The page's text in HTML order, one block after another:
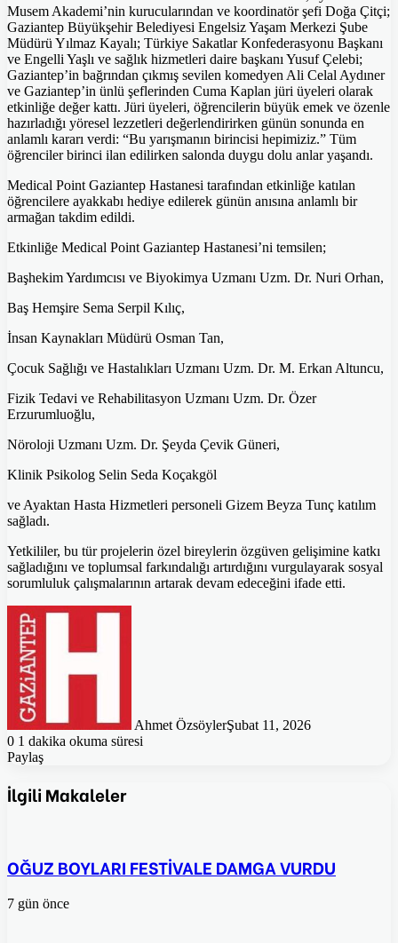
Musem Akademi’nin kurucularından ve koordinatör şefi Doğa Çitçi;
Gaziantep Büyükşehir Belediyesi Engelsiz Yaşam Merkezi Şube
Müdürü Yılmaz Kayalı; Türkiye Sakatlar Konfederasyonu Başkanı
ve Engelli Yaşlı ve sağlık hizmetleri daire başkanı Yusuf Çelebi;
Gaziantep’in bağrından çıkmış sevilen komedyen Ali Celal Aydıner
ve Gaziantep’in ünlü şeflerinden Cuma Kaplan jüri üyeleri olarak
etkinliğe değer kattı. Jüri üyeleri, öğrencilerin büyük emek ve özenle
hazırladığı yöresel lezzetleri değerlendirirken günün sonunda en
anlamlı kararı verdi: “Bu yarışmanın birincisi hepimiziz.” Tüm
öğrenciler birinci ilan edilirken salonda duygu dolu anlar yaşandı.
Medical Point Gaziantep Hastanesi tarafından etkinliğe katılan
öğrencilere ayakkabı hediye edilerek günün anısına anlamlı bir
armağan takdim edildi.
Etkinliğe Medical Point Gaziantep Hastanesi’ni temsilen;
Başhekim Yardımcısı ve Biyokimya Uzmanı Uzm. Dr. Nuri Orhan,
Baş Hemşire Sema Serpil Kılıç,
İnsan Kaynakları Müdürü Osman Tan,
Çocuk Sağlığı ve Hastalıkları Uzmanı Uzm. Dr. M. Erkan Altuncu,
Fizik Tedavi ve Rehabilitasyon Uzmanı Uzm. Dr. Özer
Erzurumluoğlu,
Nöroloji Uzmanı Uzm. Dr. Şeyda Çevik Güneri,
Klinik Psikolog Selin Seda Koçakgöl
ve Ayaktan Hasta Hizmetleri personeli Gizem Beyza Tunç katılım
sağladı.
Yetkililer, bu tür projelerin özel bireylerin özgüven gelişimine katkı
sağladığını ve toplumsal farkındalığı artırdığını vurgulayarak sosyal
sorumluluk çalışmalarının artarak devam edeceğini ifade etti.
Ahmet ÖzsöylerŞubat 11, 2026
0 1 dakika okuma süresi
Paylaş
Posta
ile
İlgili Makaleler
OĞUZ BOYLARI FESTİVALE DAMGA VURDU
7 gün önce